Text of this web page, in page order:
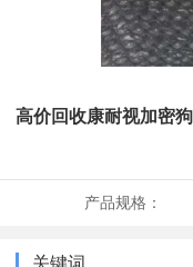
高价回收康耐视加密
产品规格：
关键词